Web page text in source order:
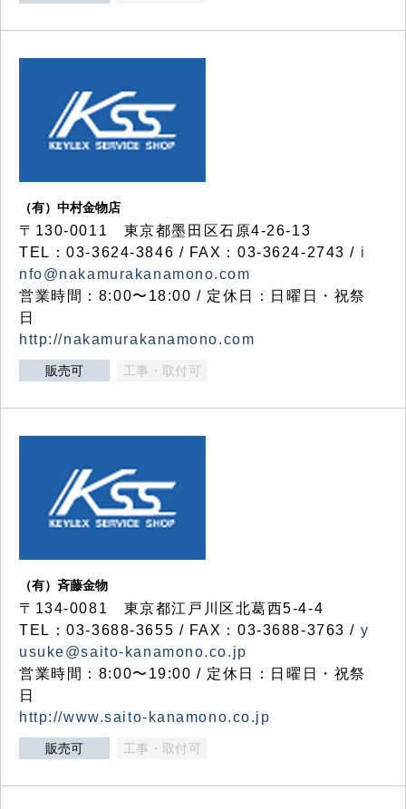
（有）中村金物店
〒130-0011 東京都墨田区石原4-26-13
TEL：03-3624-3846 / FAX：03-3624-2743 / i
nfo@nakamurakanamono.com
営業時間：8:00〜18:00 / 定休日：日曜日・祝祭
日
http://nakamurakanamono.com
販売可 工事・取付可
（有）斉藤金物
〒134-0081 東京都江戸川区北葛西5-4-4
TEL：03-3688-3655 / FAX：03-3688-3763 / y
usuke@saito-kanamono.co.jp
営業時間：8:00〜19:00 / 定休日：日曜日・祝祭
日
http://www.saito-kanamono.co.jp
販売可 工事・取付可